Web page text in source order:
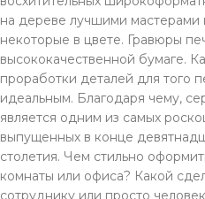
на дереве лучшими мастерами
некоторые в цвете. Гравюры
высококачественной бумаге.
проработки деталей для того
идеальным. Благодаря чему,
является одним из самых
выпущенных в конце
столетия. Чем стильно
комнаты или офиса? Какой
сотруднику или просто